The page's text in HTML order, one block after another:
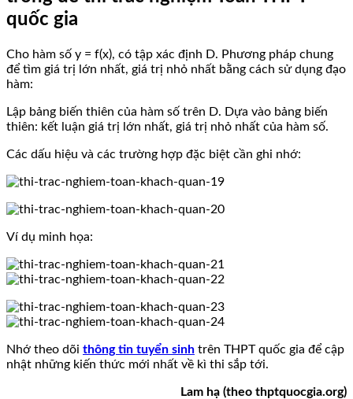
quốc gia
Cho hàm số y = f(x), có tập xác định D. Phương pháp chung
để tìm giá trị lớn nhất, giá trị nhỏ nhất bằng cách sử dụng đạo
hàm:
Lập bảng biến thiên của hàm số trên D. Dựa vào bảng biến
thiên: kết luận giá trị lớn nhất, giá trị nhỏ nhất của hàm số.
Các dấu hiệu và các trường hợp đặc biệt cần ghi nhớ:
Ví dụ minh họa:
Nhớ theo dõi thông tin tuyển sinh trên THPT quốc gia để cập
nhật những kiến thức mới nhất về kì thi sắp tới.
Lam hạ (theo thptquocgia.org)